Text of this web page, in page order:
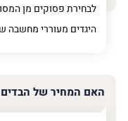
לבחירת פסוקים מן
היגדים מעוררי מחשבה
האם המחיר של הבדים